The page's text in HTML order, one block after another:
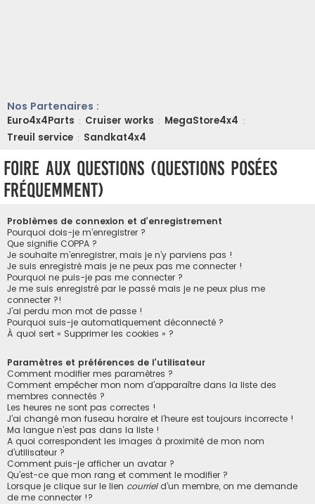
Nos Partenaires :
Euro4x4Parts : Cruiser works : MegaStore4x4 :
Treuil service : Sandkat4x4
Foire aux questions (Questions posées
fréquemment)
Problèmes de connexion et d’enregistrement
Pourquoi dois-je m’enregistrer ?
Que signifie COPPA ?
Je souhaite m’enregistrer, mais je n’y parviens pas !
Je suis enregistré mais je ne peux pas me connecter !
Pourquoi ne puis-je pas me connecter ?
Je me suis enregistré par le passé mais je ne peux plus me
connecter ?!
J’ai perdu mon mot de passe !
Pourquoi suis-je automatiquement déconnecté ?
À quoi sert « Supprimer les cookies » ?
Paramètres et préférences de l’utilisateur
Comment modifier mes paramètres ?
Comment empêcher mon nom d’apparaître dans la liste des
membres connectés ?
Les heures ne sont pas correctes !
J’ai changé mon fuseau horaire et l’heure est toujours incorrecte !
Ma langue n’est pas dans la liste !
A quoi correspondent les images à proximité de mon nom
d’utilisateur ?
Comment puis-je afficher un avatar ?
Qu’est-ce que mon rang et comment le modifier ?
Lorsque je clique sur le lien courrield’un membre, on me demande
de me connecter !?